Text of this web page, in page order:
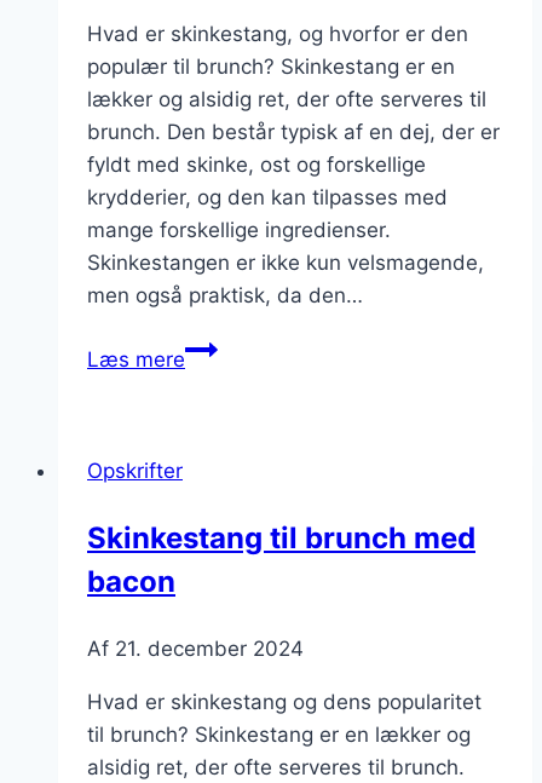
Hvad er skinkestang, og hvorfor er den
populær til brunch? Skinkestang er en
lækker og alsidig ret, der ofte serveres til
brunch. Den består typisk af en dej, der er
fyldt med skinke, ost og forskellige
krydderier, og den kan tilpasses med
mange forskellige ingredienser.
Skinkestangen er ikke kun velsmagende,
men også praktisk, da den…
Læs mereSkinkestang
Opskrifter
Skinkestang til brunch med
bacon
Af 21. december 2024
Hvad er skinkestang og dens popularitet
til brunch? Skinkestang er en lækker og
alsidig ret, der ofte serveres til brunch.